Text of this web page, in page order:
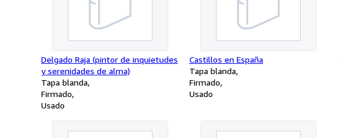
Delgado Raja (pintor de inquietudes
y serenidades de alma)
Tapa blanda
Firmado
Usado
Castillos en España
Tapa blanda
Firmado
Usado